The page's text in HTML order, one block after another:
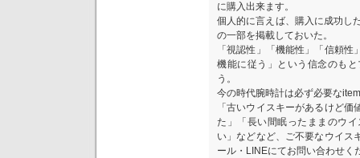
に購入出来ます。
個人的に言えば、購入に成功し
の一部を掲載しておいた。
「視認性」「機能性」「信頼
機能に従う」という信念のも
う。
今の時代腕時計は必ず必要な
「古いウイスキーがあるけど
た」「長い間眠ったままのウ
い」などなど、ご不要なウイス
ール・LINEにてお問い合わせく